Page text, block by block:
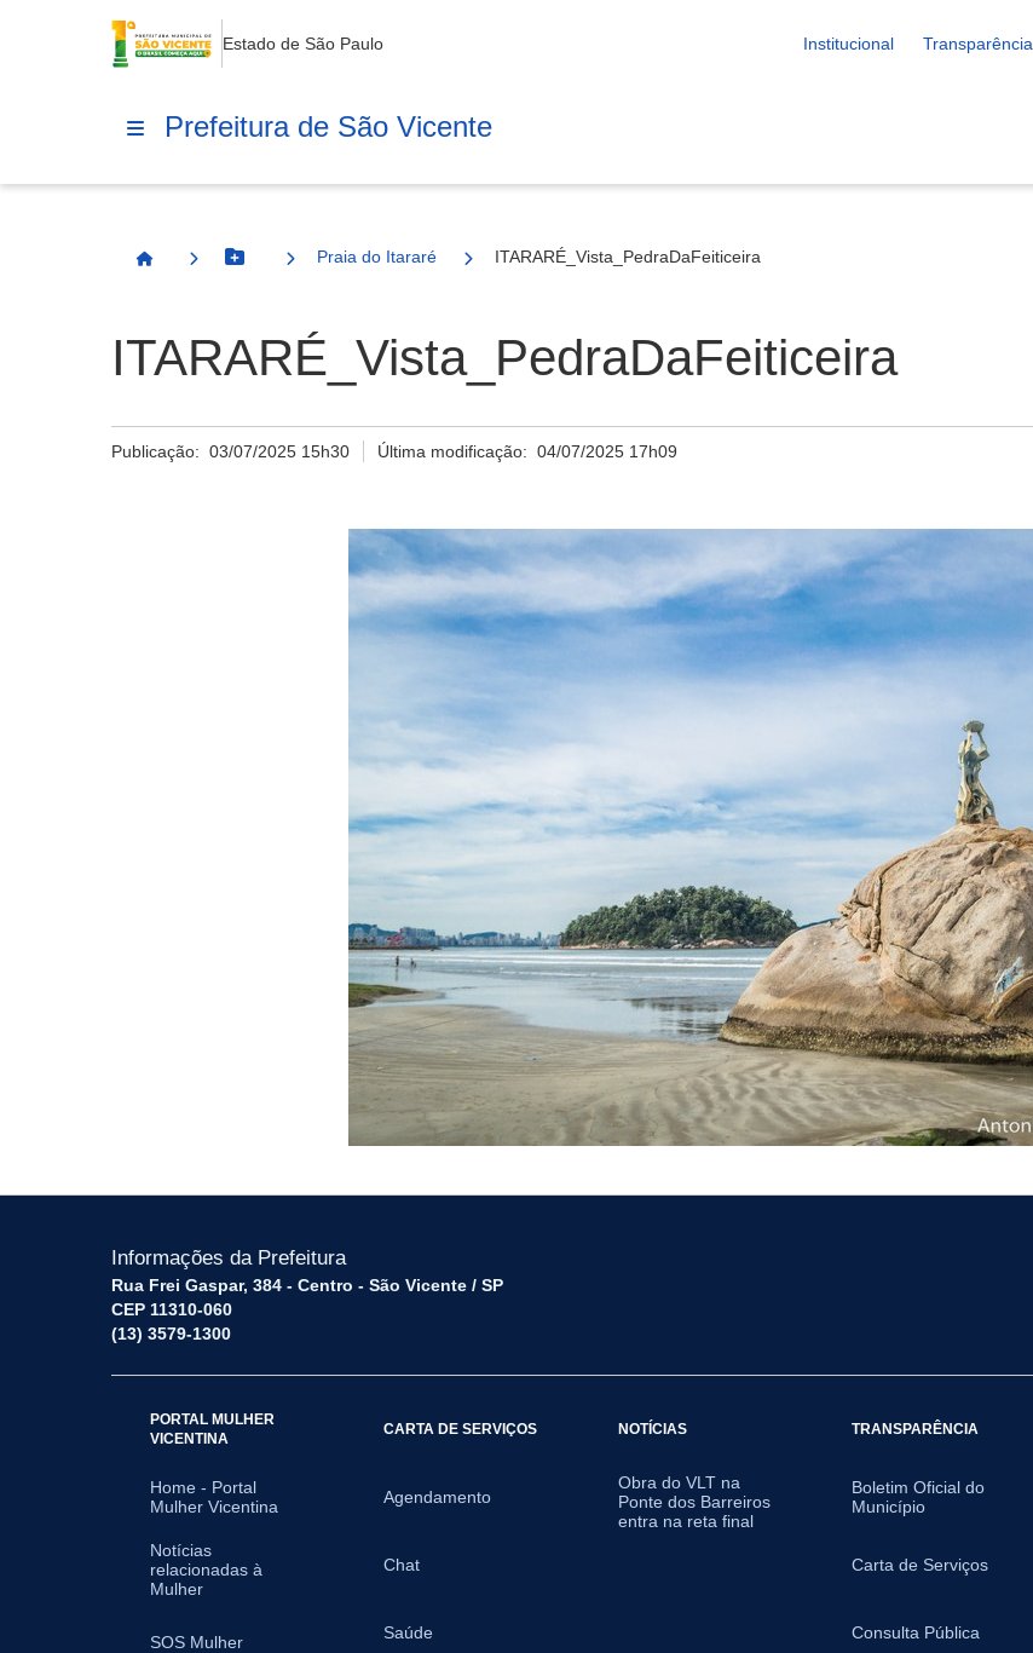
Estado de São Paulo Institucional Transparência
Prefeitura de São Vicente
Página InicialBotão Menu
Praia do Itararé ITARARÉ_Vista_PedraDaFeiticeira
ITARARÉ_Vista_PedraDaFeiticeira
Publicação: 03/07/2025 15h30 Última modificação:04/07/2025 17h09
Informações da Prefeitura
Rua Frei Gaspar, 384 - Centro - São Vicente / SP
CEP 11310-060
(13) 3579-1300
PORTAL MULHER
VICENTINA
Home - Portal
Mulher Vicentina
Notícias
relacionadas à
Mulher
SOS Mulher
CARTA DE SERVIÇOS
Agendamento
Chat
Saúde
NOTÍCIAS
Obra do VLT na
Ponte dos Barreiros
entra na reta final
TRANSPARÊNCIA
Boletim Oficial do
Município
Carta de Serviços
Consulta Pública